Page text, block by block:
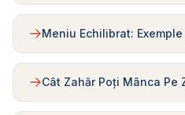
Meniu Echilibrat:
Cât Zahăr Poți Mânca Pe